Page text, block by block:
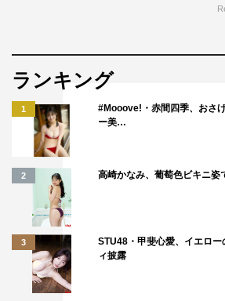
ランキング
1
#Mooove!・赤間四季、おさ
ー美…
2 高崎かなみ、葡萄色ビキニ姿
3
STU48・甲斐心愛、イエロ
ィ披露